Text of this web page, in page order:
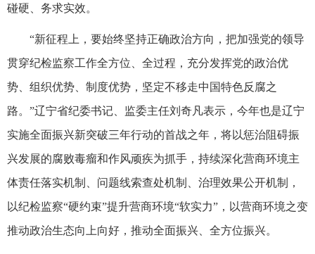
碰硬、务求实效。
“新征程上，要始终坚持正确政治方向，把加强党的领导
贯穿纪检监察工作全方位、全过程，充分发挥党的政治优
势、组织优势、制度优势，坚定不移走中国特色反腐之
路。”辽宁省纪委书记、监委主任刘奇凡表示，今年也是辽宁
实施全面振兴新突破三年行动的首战之年，将以惩治阻碍振
兴发展的腐败毒瘤和作风顽疾为抓手，持续深化营商环境主
体责任落实机制、问题线索查处机制、治理效果公开机制，
以纪检监察“硬约束”提升营商环境“软实力”，以营商环境之变
推动政治生态向上向好，推动全面振兴、全方位振兴。